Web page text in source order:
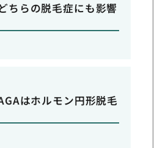
ちらの脱毛症にも影響
はホルモン円形脱毛